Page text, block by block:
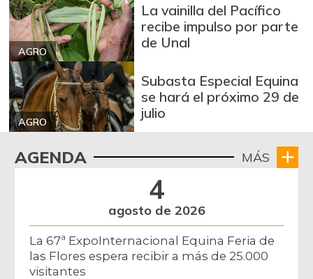
AGRO
La vainilla del Pacífico
recibe impulso por parte
de Unal
AGRO
Subasta Especial Equina
se hará el próximo 29 de
julio
AGENDA MÁS
4
agosto de 2026
La 67ª ExpoInternacional Equina Feria de
las Flores espera recibir a más de 25.000
visitantes